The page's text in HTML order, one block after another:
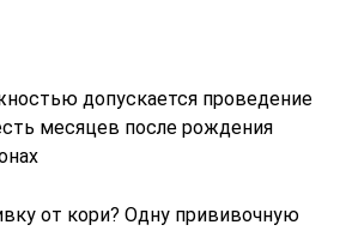
допускается проведение
месяцев после рождения
от кори? Одну прививочную